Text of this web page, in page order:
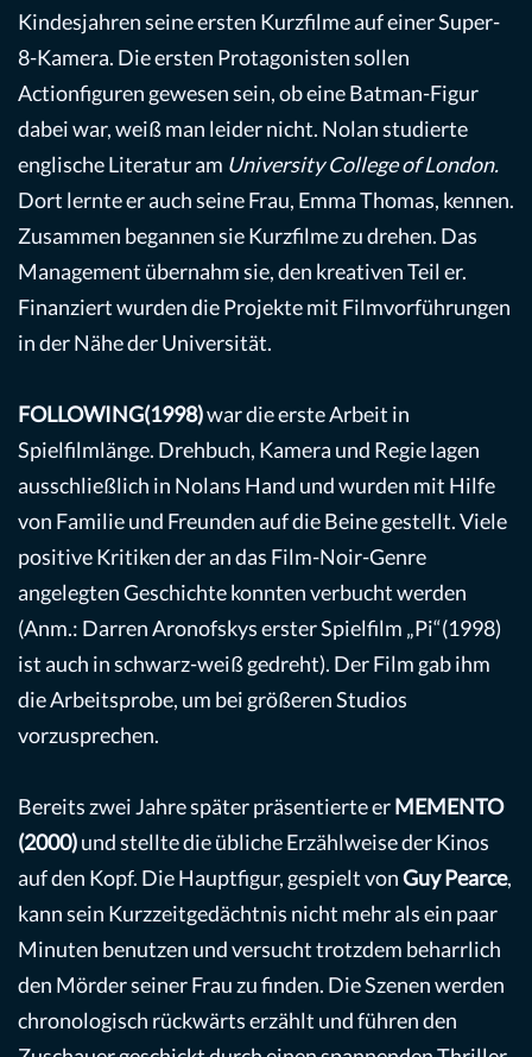
Kindesjahren seine ersten Kurzfilme auf einer Super-
8-Kamera. Die ersten Protagonisten sollen
Actionfiguren gewesen sein, ob eine Batman-Figur
dabei war, weiß man leider nicht. Nolan studierte
englische Literatur am University College of London.
Dort lernte er auch seine Frau, Emma Thomas, kennen.
Zusammen begannen sie Kurzfilme zu drehen. Das
Management übernahm sie, den kreativen Teil er.
Finanziert wurden die Projekte mit Filmvorführungen
in der Nähe der Universität.
FOLLOWING(1998)war die erste Arbeit in
Spielfilmlänge. Drehbuch, Kamera und Regie lagen
ausschließlich in Nolans Hand und wurden mit Hilfe
von Familie und Freunden auf die Beine gestellt. Viele
positive Kritiken der an das Film-Noir-Genre
angelegten Geschichte konnten verbucht werden
(Anm.: Darren Aronofskys erster Spielfilm „Pi“(1998)
ist auch in schwarz-weiß gedreht). Der Film gab ihm
die Arbeitsprobe, um bei größeren Studios
vorzusprechen.
Bereits zwei Jahre später präsentierte erMEMENTO
(2000)und stellte die übliche Erzählweise der Kinos
auf den Kopf. Die Hauptfigur, gespielt vonGuy Pearce,
kann sein Kurzzeitgedächtnis nicht mehr als ein paar
Minuten benutzen und versucht trotzdem beharrlich
den Mörder seiner Frau zu finden. Die Szenen werden
chronologisch rückwärts erzählt und führen den